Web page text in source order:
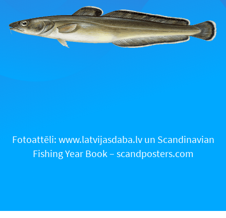
Fotoattēli: www.latvijasdaba.lv un Scandinavian
Fishing Year Book – scandposters.com